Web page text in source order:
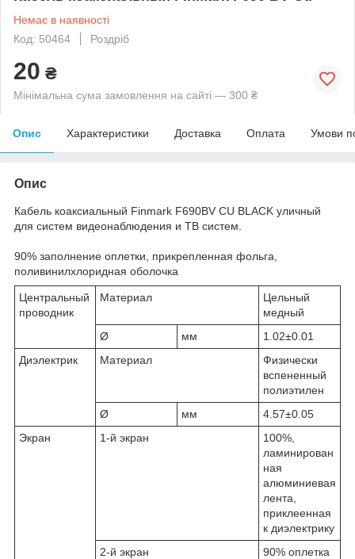
Немає в наявності
Код: 50464
Роздріб
20 ₴
Мінімальна сума замовлення на сайті — 300 ₴
Опис Характеристики Доставка Оплата Умови
Опис
Кабель коаксиальный Finmark F690BV CU BLACK уличный
для систем видеонаблюдения и ТВ систем.
90% заполнение оплетки, прикрепленная фольга,
поливинилхлоридная оболочка
Центральный
проводник
Материал
Цельный
медный
Ø
мм
1.02±0.01
Диэлектрик
Материал
Физически
вспененный
полиэтилен
Ø
мм
4.57±0.05
Экран
1-й экран
100%,
ламинирован
ная
алюминиевая
лента,
приклеенная
к диэлектрику
2-й экран
90% оплетка